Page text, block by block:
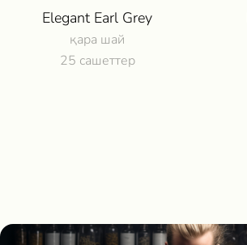
Elegant Earl Grey
қара шай
25 сашеттер